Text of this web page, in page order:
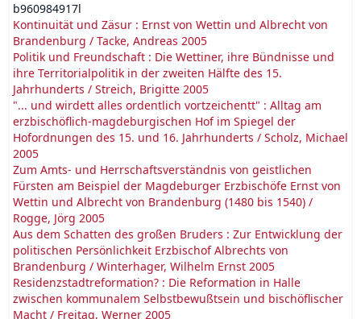
b960984917l
Kontinuität und Zäsur : Ernst von Wettin und Albrecht von
Brandenburg / Tacke, Andreas 2005
Politik und Freundschaft : Die Wettiner, ihre Bündnisse und
ihre Territorialpolitik in der zweiten Hälfte des 15.
Jahrhunderts / Streich, Brigitte 2005
"... und wirdett alles ordentlich vortzeichentt" : Alltag am
erzbischöflich-magdeburgischen Hof im Spiegel der
Hofordnungen des 15. und 16. Jahrhunderts / Scholz, Michael
2005
Zum Amts- und Herrschaftsverständnis von geistlichen
Fürsten am Beispiel der Magdeburger Erzbischöfe Ernst von
Wettin und Albrecht von Brandenburg (1480 bis 1540) /
Rogge, Jörg 2005
Aus dem Schatten des großen Bruders : Zur Entwicklung der
politischen Persönlichkeit Erzbischof Albrechts von
Brandenburg / Winterhager, Wilhelm Ernst 2005
Residenzstadtreformation? : Die Reformation in Halle
zwischen kommunalem Selbstbewußtsein und bischöflischer
Macht / Freitag, Werner 2005